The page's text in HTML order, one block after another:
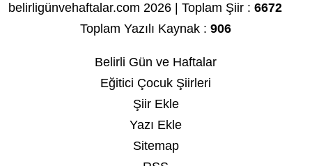
belirligünvehaftalar.com 2026 | Toplam Şiir :6672
Toplam Yazılı Kaynak :906
Belirli Gün ve Haftalar
Eğitici Çocuk Şiirleri
Şiir Ekle
Yazı Ekle
Sitemap